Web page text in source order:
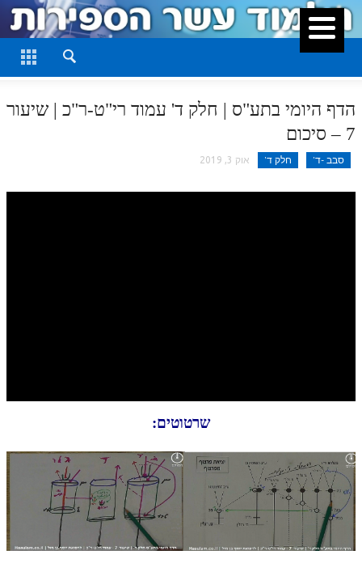
סגור
חלק ב
חלק ג
חלק יג
חלק יד
חלק טו
חלק ט"ז
הדף היומי בתע"ס | חלק ד' עמוד רי"ט-ר"כ | שיעור
7 – סיכום
סבב -ד' חלק ד' אוק 3, 2019
שרטוטים: